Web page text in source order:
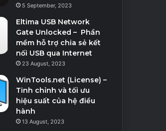
5 September, 2023
Eltima USB Network
Gate Unlocked – Phần
mềm hỗ trợ chia sẻ kết
nối USB qua Internet
23 August, 2023
WinTools.net (License) –
Tinh chỉnh và tối ưu
hiệu suất của hệ điều
hành
13 August, 2023